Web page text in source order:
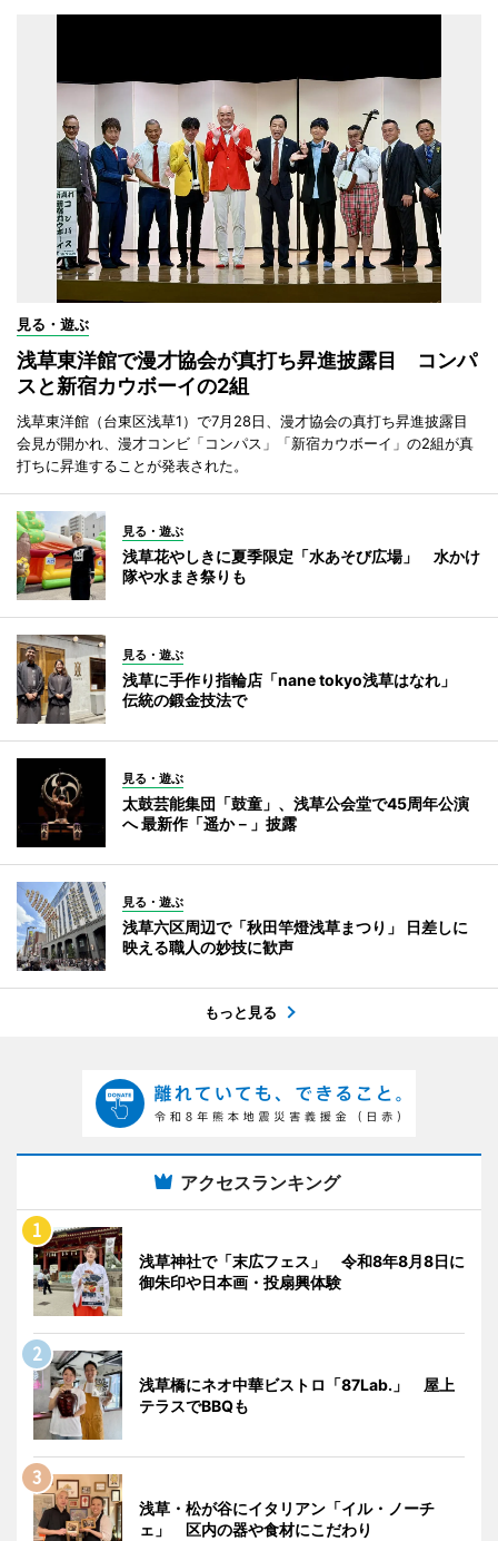
見る・遊ぶ
浅草東洋館で漫才協会が真打ち昇進披露目 コンパ
スと新宿カウボーイの2組
浅草東洋館（台東区浅草1）で7月28日、漫才協会の真打ち昇進披露目
会見が開かれ、漫才コンビ「コンパス」「新宿カウボーイ」の2組が真
打ちに昇進することが発表された。
見る・遊ぶ
浅草花やしきに夏季限定「水あそび広場」 水かけ
隊や水まき祭りも
見る・遊ぶ
浅草に手作り指輪店「nane tokyo浅草はなれ」
伝統の鍛金技法で
見る・遊ぶ
太鼓芸能集団「鼓童」、浅草公会堂で45周年公演
へ 最新作「遥か－」披露
見る・遊ぶ
浅草六区周辺で「秋田竿燈浅草まつり」 日差しに
映える職人の妙技に歓声
もっと見る
アクセスランキング
浅草神社で「末広フェス」 令和8年8月8日に
御朱印や日本画・投扇興体験
浅草橋にネオ中華ビストロ「87Lab.」 屋上
テラスでBBQも
浅草・松が谷にイタリアン「イル・ノーチ
ェ」 区内の器や食材にこだわり